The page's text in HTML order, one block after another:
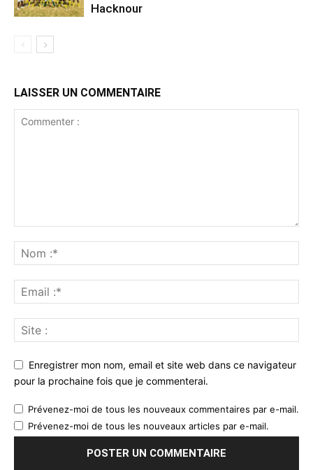
Hacknour
LAISSER UN COMMENTAIRE
Enregistrer mon nom, email et site web dans ce navigateur
pour la prochaine fois que je commenterai.
Prévenez-moi de tous les nouveaux commentaires par e-mail.
Prévenez-moi de tous les nouveaux articles par e-mail.